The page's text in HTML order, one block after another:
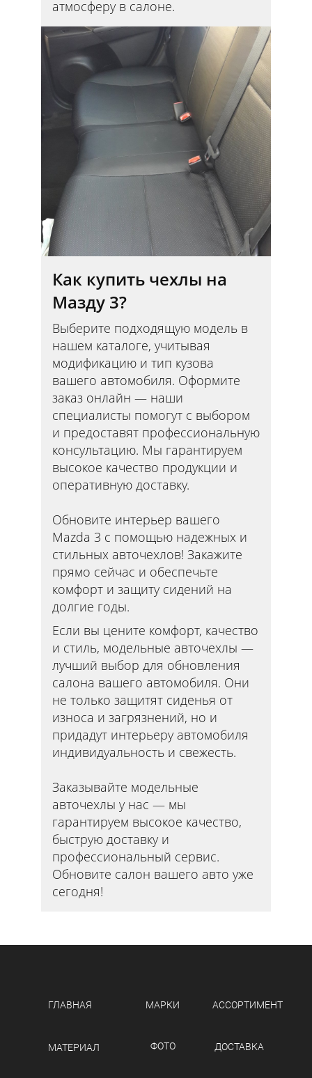
атмосферу в салоне.
Как купить чехлы на
Мазду 3?
Выберите подходящую модель в
нашем каталоге, учитывая
модификацию и тип кузова
вашего автомобиля. Оформите
заказ онлайн — наши
специалисты помогут с выбором
и предоставят профессиональную
консультацию. Мы гарантируем
высокое качество продукции и
оперативную доставку.
Обновите интерьер вашего
Mazda 3 с помощью надежных и
стильных авточехлов! Закажите
прямо сейчас и обеспечьте
комфорт и защиту сидений на
долгие годы.
Если вы цените комфорт, качество
и стиль, модельные авточехлы —
лучший выбор для обновления
салона вашего автомобиля. Они
не только защитят сиденья от
износа и загрязнений, но и
придадут интерьеру автомобиля
индивидуальность и свежесть.
Заказывайте модельные
авточехлы у нас — мы
гарантируем высокое качество,
быструю доставку и
профессиональный сервис.
Обновите салон вашего авто уже
сегодня!
ГЛАВНАЯ
МАТЕРИАЛ
МАРКИ
ФОТО
АССОРТИМЕНТ
ДОСТАВКА